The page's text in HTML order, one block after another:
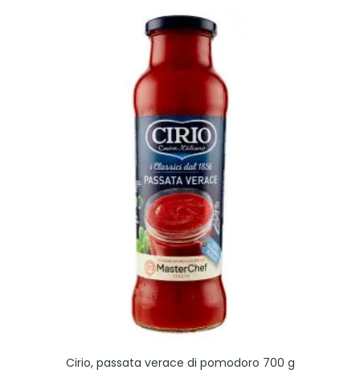
Cirio, passata verace di pomodoro 700 g